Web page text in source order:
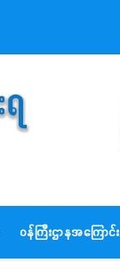
ဝန်ကြီးဌာနအကြောင်း